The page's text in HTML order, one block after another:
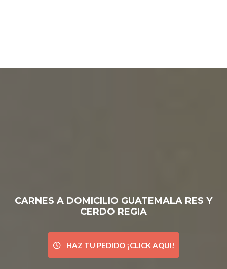
CARNES A DOMICILIO GUATEMALA RES Y
CERDO REGIA
HAZ TU PEDIDO ¡CLICK AQUI!